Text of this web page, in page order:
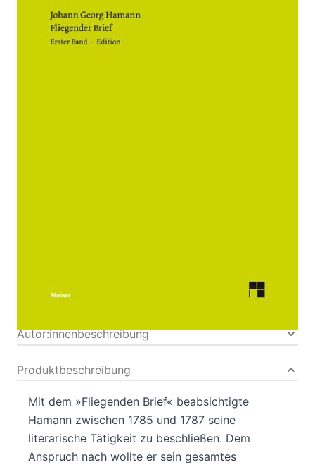
Zur Wunschliste hinzufügen
Bibliografische Daten
Autor:innenbeschreibung
Produktbeschreibung
Mit dem »Fliegenden Brief« beabsichtigte
Hamann zwischen 1785 und 1787 seine
literarische Tätigkeit zu beschließen. Dem
Anspruch nach wollte er sein gesamtes